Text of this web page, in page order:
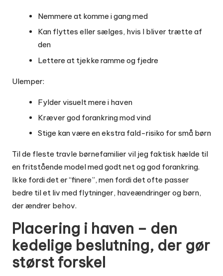
Nemmere at komme i gang med
Kan flyttes eller sælges, hvis I bliver trætte af
den
Lettere at tjekke ramme og fjedre
Ulemper:
Fylder visuelt mere i haven
Kræver god forankring mod vind
Stige kan være en ekstra fald-risiko for små børn
Til de fleste travle børnefamilier vil jeg faktisk hælde til
en fritstående model med godt net og god forankring.
Ikke fordi det er “finere”, men fordi det ofte passer
bedre til et liv med flytninger, haveændringer og børn,
der ændrer behov.
Placering i haven – den
kedelige beslutning, der gør
størst forskel